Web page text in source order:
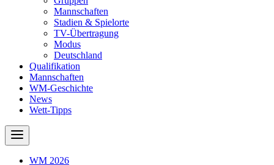
Mannschaften
Stadien & Spielorte
TV-Übertragung
Modus
Deutschland
Qualifikation
Mannschaften
WM-Geschichte
News
Wett-Tipps
WM 2026